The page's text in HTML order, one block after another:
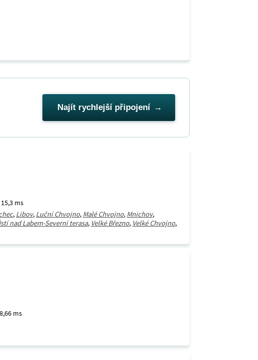
Najít rychlejší připojení
ms
, Libov, Luční Chvojno, Malé Chvojno, Mnichov,
nad Labem-Severní terasa, Velké Březno, Velké Chvojno,
ms